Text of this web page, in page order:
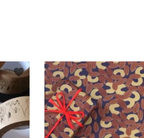
favorite